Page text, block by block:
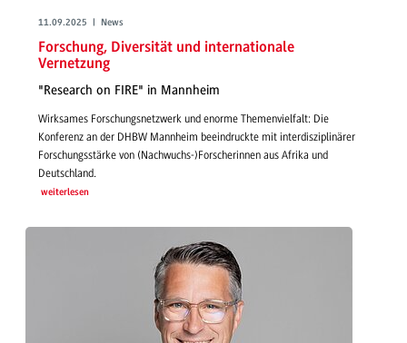
11.09.2025 | News
Forschung, Diversität und internationale
Vernetzung
"Research on FIRE" in Mannheim
Wirksames Forschungsnetzwerk und enorme Themenvielfalt: Die
Konferenz an der DHBW Mannheim beeindruckte mit interdisziplinärer
Forschungsstärke von (Nachwuchs-)Forscherinnen aus Afrika und
Deutschland.
weiterlesen